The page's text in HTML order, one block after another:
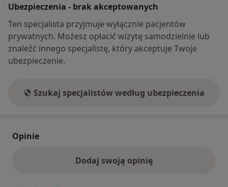
Ubezpieczenia - brak akceptowanych
Ten specjalista przyjmuje wyłącznie pacjentów
prywatnych. Możesz opłacić wizytę samodzielnie lub
znaleźć innego specjalistę, który akceptuje Twoje
ubezpieczenie.
Szukaj specjalistów według ubezpieczenia
Opinie
Dodaj swoją opinię